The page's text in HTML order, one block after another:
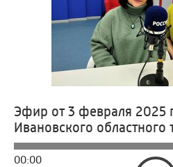
Эфир от 3 февраля 2025
Ивановского областного
00:00